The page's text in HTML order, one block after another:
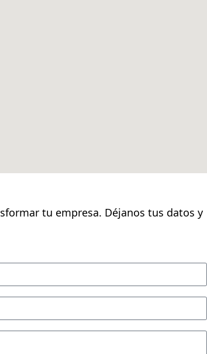
tu empresa. Déjanos tus datos y